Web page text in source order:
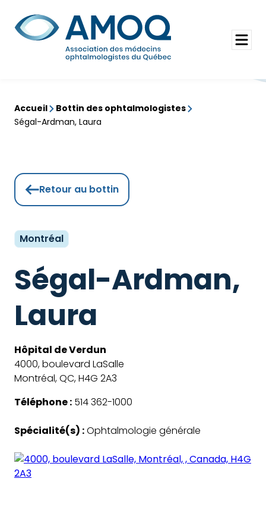
contenu
Rechercher
Ouvrir
le
Accueil
Bottin des ophtalmologistes
Ségal-Ardman, Laura
Retour au bottin
Montréal
Ségal-Ardman,
Laura
Hôpital de Verdun
4000, boulevard LaSalle
Montréal, QC, H4G 2A3
Téléphone : 514 362-1000
Spécialité(s) :Ophtalmologie générale